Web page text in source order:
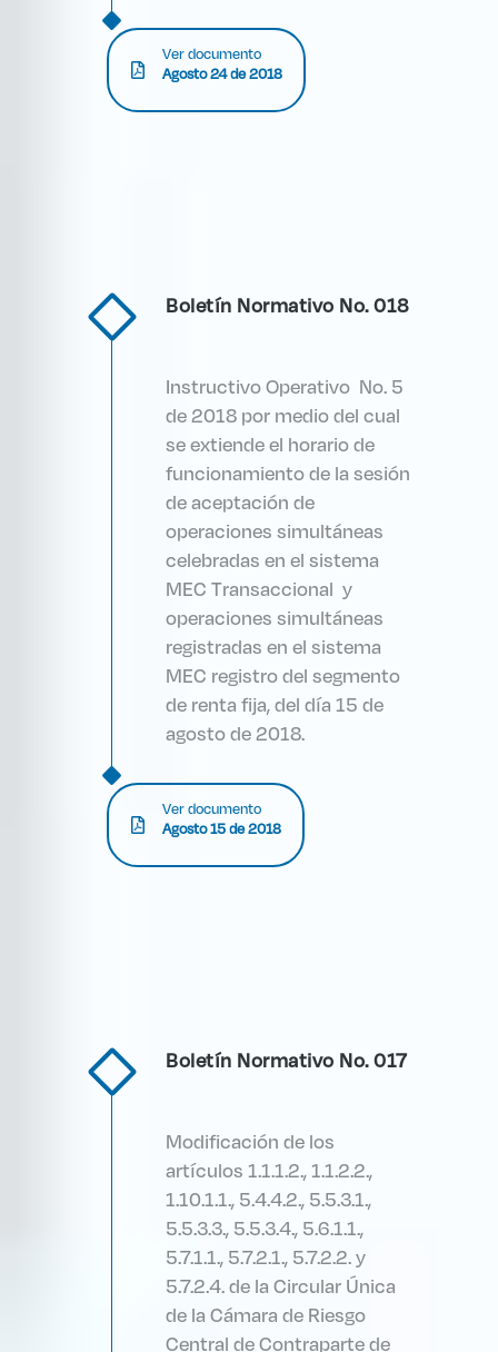
Ver documento
Agosto 24 de 2018
Boletín Normativo No. 018
Instructivo Operativo No. 5
de 2018 por medio del cual
se extiende el horario de
funcionamiento de la sesión
de aceptación de
operaciones simultáneas
celebradas en el sistema
MEC Transaccional y
operaciones simultáneas
registradas en el sistema
MEC registro del segmento
de renta fija, del día 15 de
agosto de 2018.
Ver documento
Agosto 15 de 2018
Boletín Normativo No. 017
Modificación de los
artículos 1.1.1.2., 1.1.2.2.,
1.10.1.1., 5.4.4.2., 5.5.3.1.,
5.5.3.3., 5.5.3.4., 5.6.1.1.,
5.7.1.1., 5.7.2.1., 5.7.2.2. y
5.7.2.4. de la Circular Única
de la Cámara de Riesgo
Central de Contraparte de